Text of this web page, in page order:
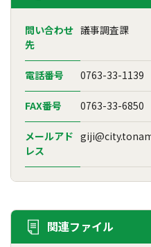
問い合わせ
先
議事調査課
電話番号 0763-33-1139
FAX番号 0763-33-6850
メールアド
レス
関連ファイル